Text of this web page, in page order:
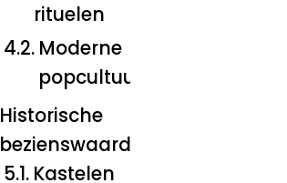
rituelen
Moderne
popcultuur
Historische
bezienswaardigheden
Kastelen